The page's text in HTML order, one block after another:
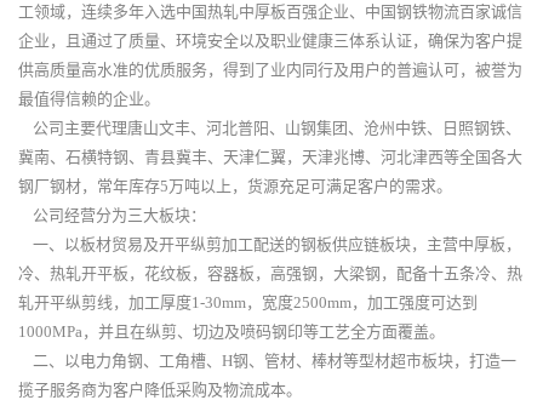
工领域，连续多年入选中国热轧中厚板百强企业、中国钢铁物流百家诚信
企业，且通过了质量、环境安全以及职业健康三体系认证，确保为客户提
供高质量高水准的优质服务，得到了业内同行及用户的普遍认可，被誉为
最值得信赖的企业。
公司主要代理唐山文丰、河北普阳、山钢集团、沧州中铁、日照钢铁、
冀南、石横特钢、青县冀丰、天津仁翼，天津兆博、河北津西等全国各大
钢厂钢材，常年库存5万吨以上，货源充足可满足客户的需求。
公司经营分为三大板块：
一、以板材贸易及开平纵剪加工配送的钢板供应链板块，主营中厚板，
冷、热轧开平板，花纹板，容器板，高强钢，大梁钢，配备十五条冷、热
轧开平纵剪线，加工厚度1-30mm，宽度2500mm，加工强度可达到
1000MPa，并且在纵剪、切边及喷码钢印等工艺全方面覆盖。
二、以电力角钢、工角槽、H钢、管材、棒材等型材超市板块，打造一
揽子服务商为客户降低采购及物流成本。